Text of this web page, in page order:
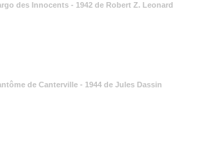
des Innocents - 1942 de Robert Z. Leonard
de Canterville - 1944 de Jules Dassin